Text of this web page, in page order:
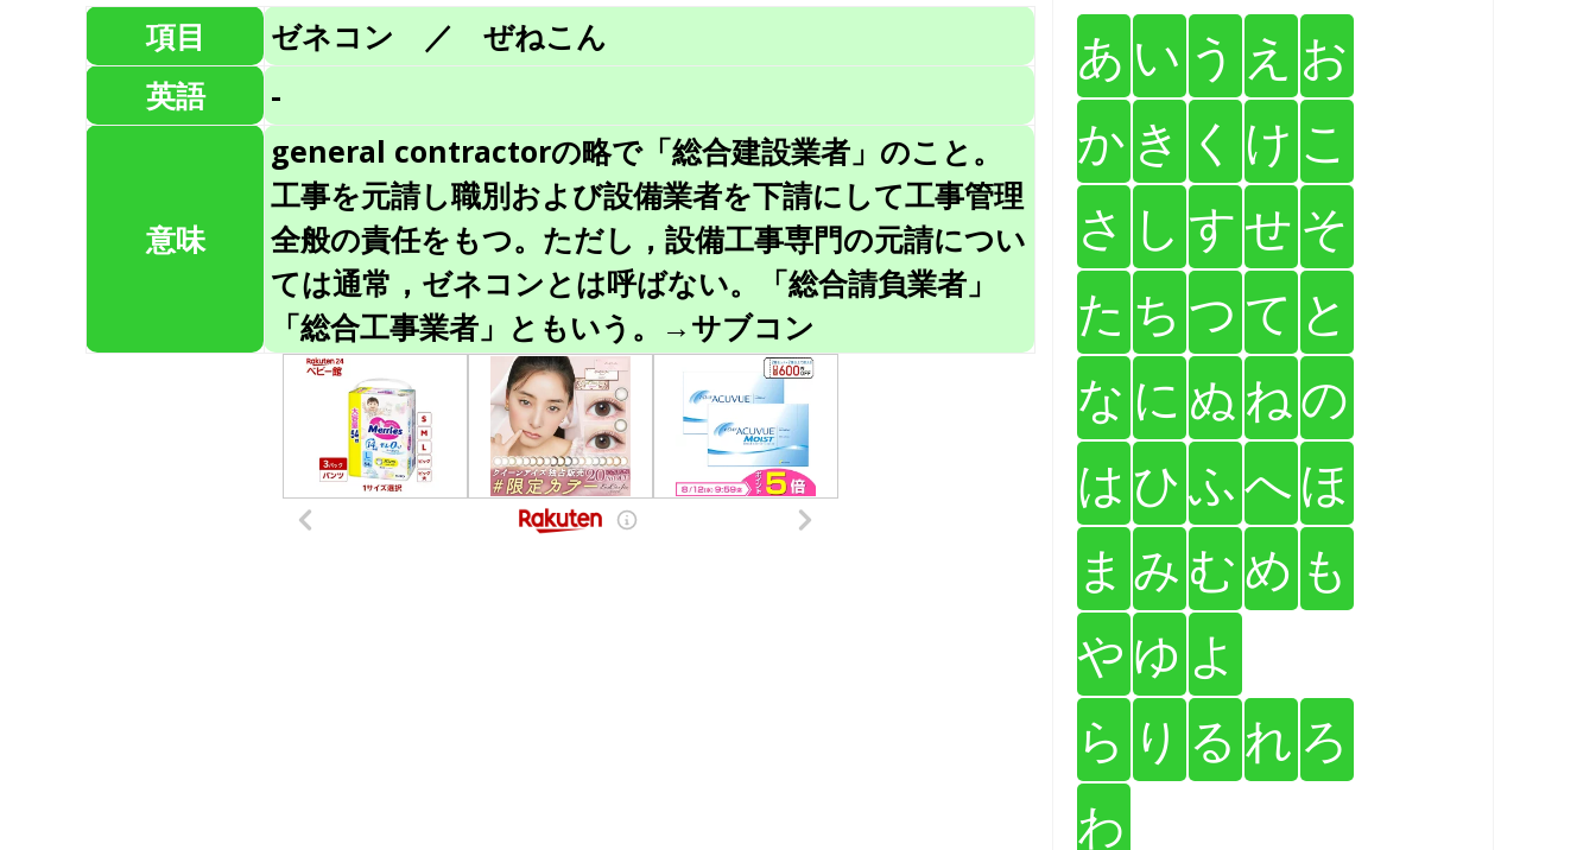
項目
ゼネコン ／ ぜねこん
英語
-
意味
general contractorの略で「総合建設業者」のこと。
工事を元請し職別および設備業者を下請にして工事管理
全般の責任をもつ。ただし，設備工事専門の元請につい
ては通常，ゼネコンとは呼ばない。「総合請負業者」
「総合工事業者」ともいう。→サブコン
あ い う え お
か き く け こ
さ し すせ そ
た ち つ て と
な に ぬ ねの
は ひふへほ
ま み むめ も
や ゆ よ
ら り る れ ろ
わ